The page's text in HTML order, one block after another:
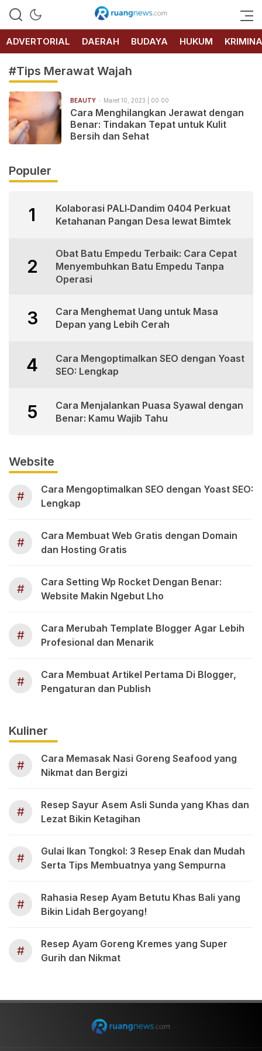
RUANG
NEWS
ADVERTORIAL
DAERAH BUDAYA HUKUM
#Tips Merawat Wajah
BEAUTY Maret 10, 2023 | 00:00
Cara Menghilangkan Jerawat dengan
Benar: Tindakan Tepat untuk Kulit
Bersih dan Sehat
Populer
1
Kolaborasi PALI‑Dandim 0404 Perkuat
Ketahanan Pangan Desa lewat Bimtek
2
Obat Batu Empedu Terbaik: Cara Cepat
Menyembuhkan Batu Empedu Tanpa
Operasi
3
Cara Menghemat Uang untuk Masa
Depan yang Lebih Cerah
4
Cara Mengoptimalkan SEO dengan Yoast
SEO: Lengkap
5
Cara Menjalankan Puasa Syawal dengan
Benar: Kamu Wajib Tahu
Website
#
Cara Mengoptimalkan SEO dengan Yoast SEO:
Lengkap
#
Cara Membuat Web Gratis dengan Domain
dan Hosting Gratis
#
Cara Setting Wp Rocket Dengan Benar:
Website Makin Ngebut Lho
#
Cara Merubah Template Blogger Agar Lebih
Profesional dan Menarik
#
Cara Membuat Artikel Pertama Di Blogger,
Pengaturan dan Publish
Kuliner
#
Cara Memasak Nasi Goreng Seafood yang
Nikmat dan Bergizi
#
Resep Sayur Asem Asli Sunda yang Khas dan
Lezat Bikin Ketagihan
#
Gulai Ikan Tongkol: 3 Resep Enak dan Mudah
Serta Tips Membuatnya yang Sempurna
#
Rahasia Resep Ayam Betutu Khas Bali yang
Bikin Lidah Bergoyang!
#
Resep Ayam Goreng Kremes yang Super
Gurih dan Nikmat